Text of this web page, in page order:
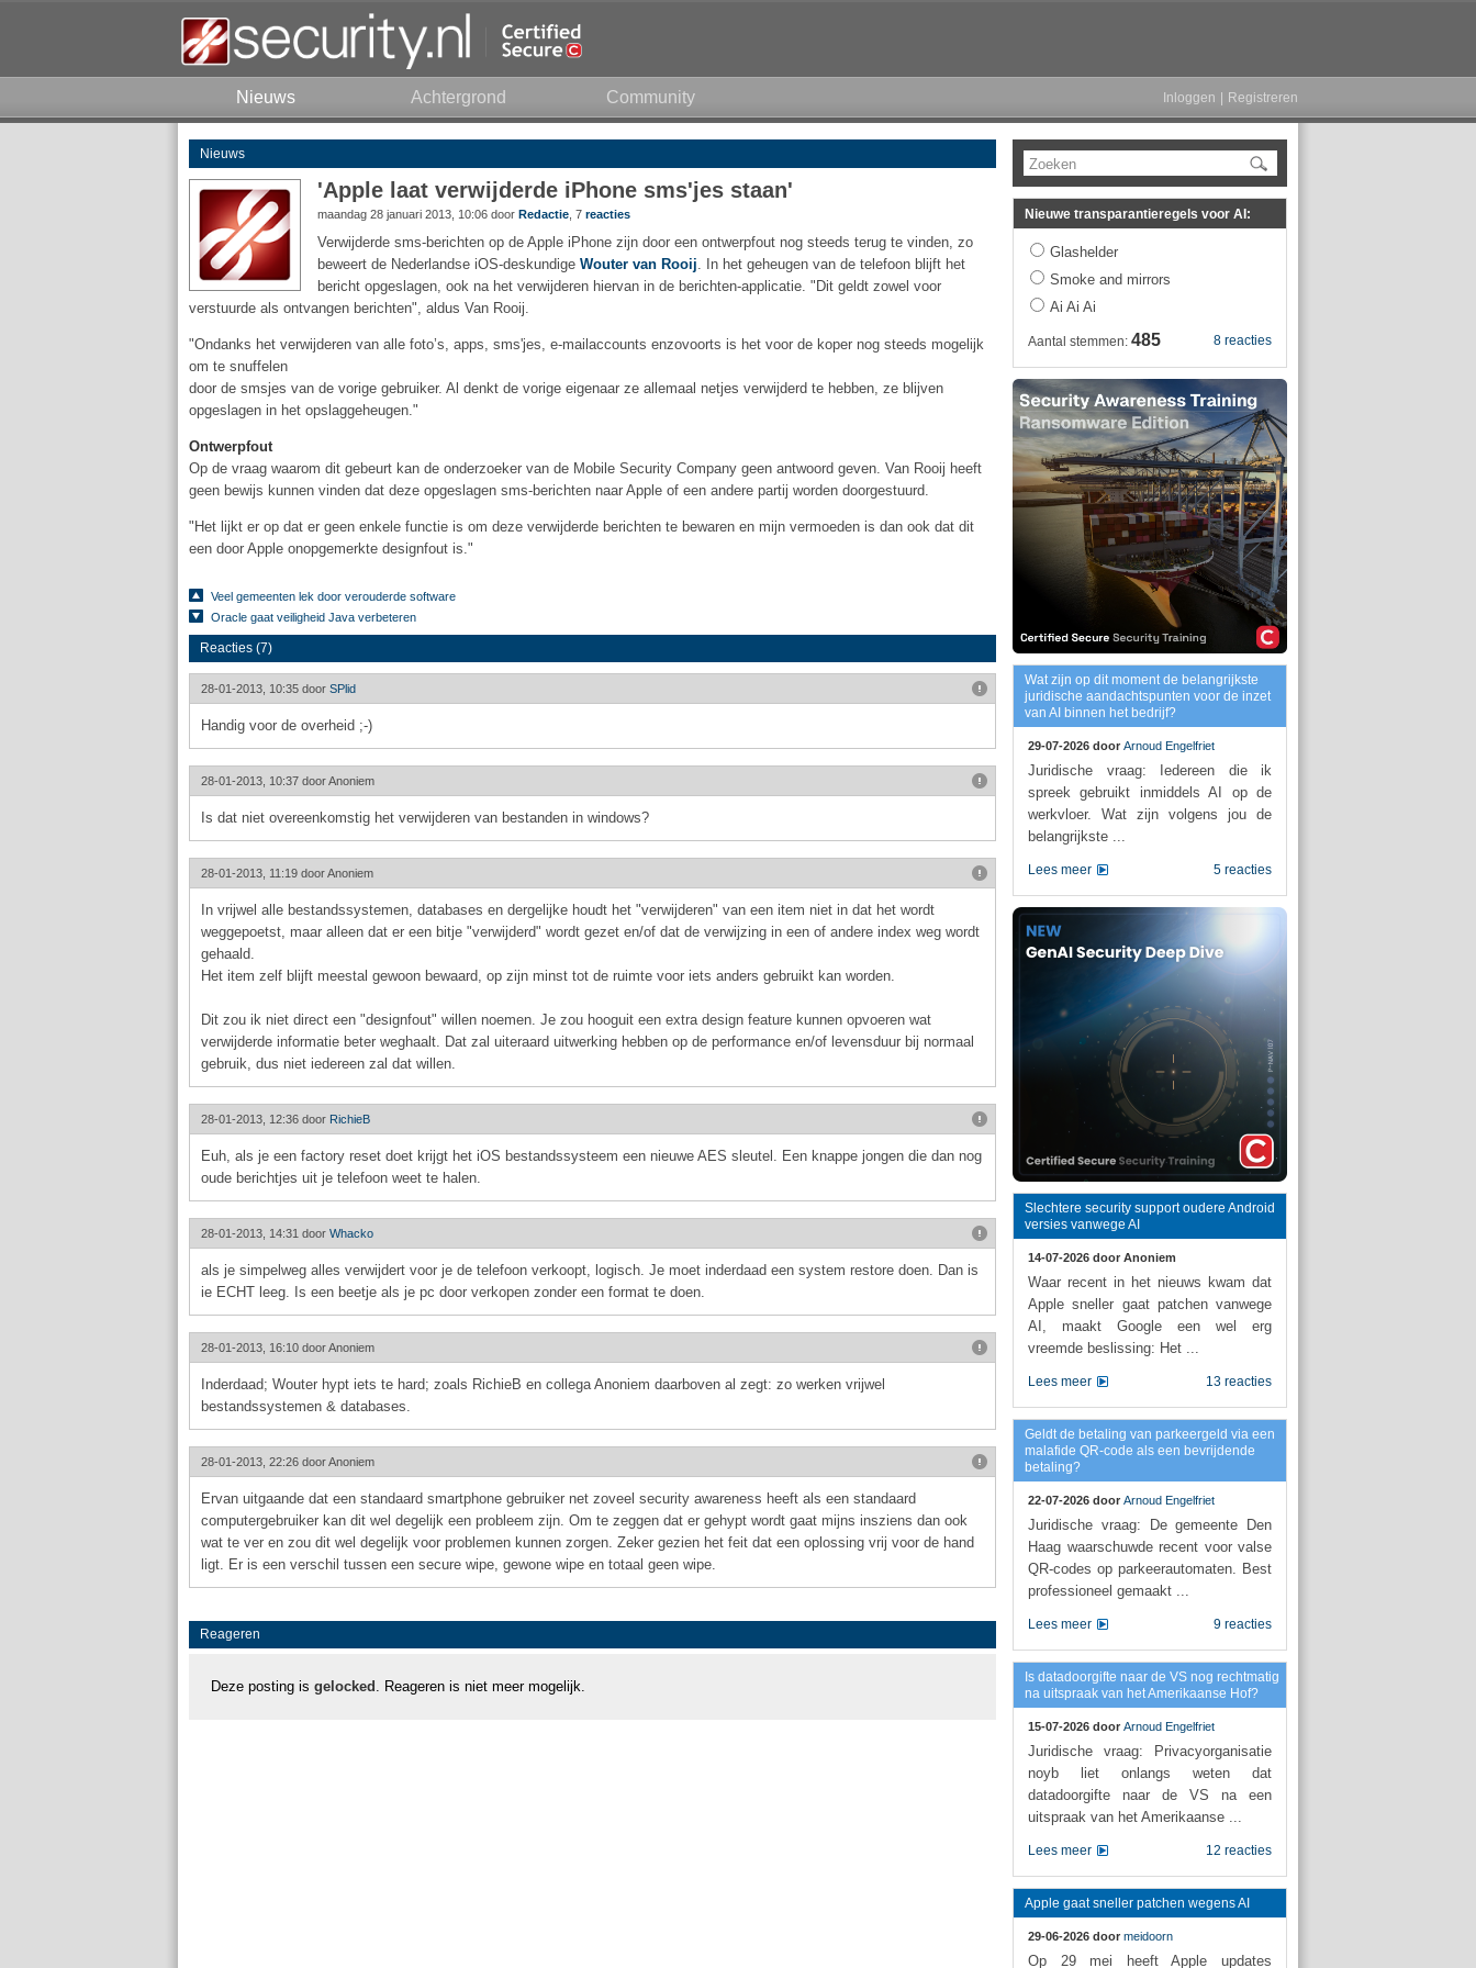
Nieuws Achtergrond Community Inloggen Registreren
Nieuws
'Apple laat verwijderde iPhone sms'jes staan'
maandag 28 januari 2013, 10:06 door Redactie , 7 reacties
Verwijderde sms-berichten op de Apple iPhone zijn door een ontwerpfout nog steeds terug te vinden, zo
beweert de Nederlandse iOS-deskundige Wouter van Rooij. In het geheugen van de telefoon blijft het
bericht opgeslagen, ook na het verwijderen hiervan in de berichten-applicatie. "Dit geldt zowel voor
verstuurde als ontvangen berichten", aldus Van Rooij.
"Ondanks het verwijderen van alle foto’s, apps, sms'jes, e-mailaccounts enzovoorts is het voor de koper nog steeds mogelijk
om te snuffelen
door de smsjes van de vorige gebruiker. Al denkt de vorige eigenaar ze allemaal netjes verwijderd te hebben, ze blijven
opgeslagen in het opslaggeheugen."
Ontwerpfout
Op de vraag waarom dit gebeurt kan de onderzoeker van de Mobile Security Company geen antwoord geven. Van Rooij heeft
geen bewijs kunnen vinden dat deze opgeslagen sms-berichten naar Apple of een andere partij worden doorgestuurd.
"Het lijkt er op dat er geen enkele functie is om deze verwijderde berichten te bewaren en mijn vermoeden is dan ook dat dit
een door Apple onopgemerkte designfout is."
Veel gemeenten lek door verouderde software
Oracle gaat veiligheid Java verbeteren
Reacties (7)
28-01-2013, 10:35 door SPlid
Handig voor de overheid ;-)
28-01-2013, 10:37 doorAnoniem
Is dat niet overeenkomstig het verwijderen van bestanden in windows?
28-01-2013, 11:19 doorAnoniem
In vrijwel alle bestandssystemen, databases en dergelijke houdt het "verwijderen" van een item niet in dat het wordt
weggepoetst, maar alleen dat er een bitje "verwijderd" wordt gezet en/of dat de verwijzing in een of andere index weg wordt
gehaald.
Het item zelf blijft meestal gewoon bewaard, op zijn minst tot de ruimte voor iets anders gebruikt kan worden.
Dit zou ik niet direct een "designfout" willen noemen. Je zou hooguit een extra design feature kunnen opvoeren wat
verwijderde informatie beter weghaalt. Dat zal uiteraard uitwerking hebben op de performance en/of levensduur bij normaal
gebruik, dus niet iedereen zal dat willen.
28-01-2013, 12:36 door RichieB
Euh, als je een factory reset doet krijgt het iOS bestandssysteem een nieuwe AES sleutel. Een knappe jongen die dan nog
oude berichtjes uit je telefoon weet te halen.
28-01-2013, 14:31 door Whacko
als je simpelweg alles verwijdert voor je de telefoon verkoopt, logisch. Je moet inderdaad een system restore doen. Dan is
ie ECHT leeg. Is een beetje als je pc door verkopen zonder een format te doen.
28-01-2013, 16:10 doorAnoniem
Inderdaad; Wouter hypt iets te hard; zoals RichieB en collega Anoniem daarboven al zegt: zo werken vrijwel
bestandssystemen & databases.
28-01-2013, 22:26 doorAnoniem
Ervan uitgaande dat een standaard smartphone gebruiker net zoveel security awareness heeft als een standaard
computergebruiker kan dit wel degelijk een probleem zijn. Om te zeggen dat er gehypt wordt gaat mijns insziens dan ook
wat te ver en zou dit wel degelijk voor problemen kunnen zorgen. Zeker gezien het feit dat een oplossing vrij voor de hand
ligt. Er is een verschil tussen een secure wipe, gewone wipe en totaal geen wipe.
Reageren
Deze posting is gelocked . Reageren is niet meer mogelijk.
Zoeken
Nieuwe transparantieregels voor AI:
Glashelder
Smoke and mirrors
Ai Ai Ai
8 reacties
Aantal stemmen: 485
Wat zijn op dit moment de belangrijkste
juridische aandachtspunten voor de inzet
van AI binnen het bedrijf?
29-07-2026 door Arnoud Engelfriet
Juridische vraag: Iedereen die ik
spreek gebruikt inmiddels AI op de
werkvloer. Wat zijn volgens jou de
belangrijkste ...
5 reacties
Lees meer
Slechtere security support oudere Android
versies vanwege AI
14-07-2026 door Anoniem
Waar recent in het nieuws kwam dat
Apple sneller gaat patchen vanwege
AI, maakt Google een wel erg
vreemde beslissing: Het ...
13 reacties
Lees meer
Geldt de betaling van parkeergeld via een
malafide QR-code als een bevrijdende
betaling?
22-07-2026 door Arnoud Engelfriet
Juridische vraag: De gemeente Den
Haag waarschuwde recent voor valse
QR-codes op parkeerautomaten. Best
professioneel gemaakt ...
9 reacties
Lees meer
Is datadoorgifte naar de VS nog rechtmatig
na uitspraak van het Amerikaanse Hof?
15-07-2026 door Arnoud Engelfriet
Juridische vraag: Privacyorganisatie
noyb liet onlangs weten dat
datadoorgifte naar de VS na een
uitspraak van het Amerikaanse ...
12 reacties
Lees meer
Apple gaat sneller patchen wegens AI
29-06-2026 door meidoorn
Op 29 mei heeft Apple updates